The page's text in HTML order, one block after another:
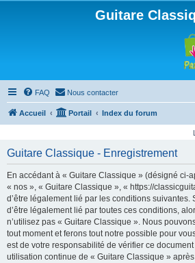
Guitare
FAQ Nous contacter
Accueil Portail Index du forum
Guitare Classique - Enregistrement
En accédant à « Guitare Classique » (désigné ci-
« nos », « Guitare Classique », « https://
d’être légalement lié par les conditions suivantes.
d’être légalement lié par toutes ces conditions,
n’utilisez pas « Guitare Classique ». Nous
tout moment et ferons tout notre possible pour
est de votre responsabilité de vérifier ce
utilisation continue de « Guitare Classique »